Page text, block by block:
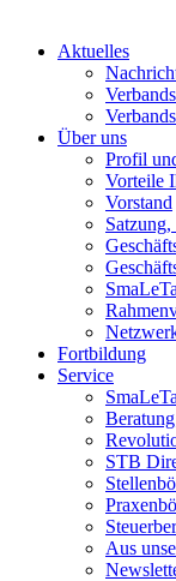
Aktuelles
Über uns
Profil
Vorteile
Vorstand
Fortbildung
Service
STB
Aus